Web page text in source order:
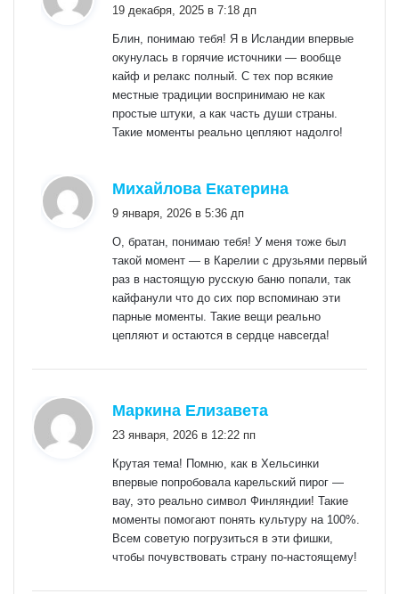
19 декабря, 2025 в 7:18 дп
Блин, понимаю тебя! Я в Исландии впервые
окунулась в горячие источники — вообще
кайф и релакс полный. С тех пор всякие
местные традиции воспринимаю не как
простые штуки, а как часть души страны.
Такие моменты реально цепляют надолго!
Михайлова Екатерина
9 января, 2026 в 5:36 дп
О, братан, понимаю тебя! У меня тоже был
такой момент — в Карелии с друзьями первый
раз в настоящую русскую баню попали, так
кайфанули что до сих пор вспоминаю эти
парные моменты. Такие вещи реально
цепляют и остаются в сердце навсегда!
Маркина Елизавета
23 января, 2026 в 12:22 пп
Крутая тема! Помню, как в Хельсинки
впервые попробовала карельский пирог —
вау, это реально символ Финляндии! Такие
моменты помогают понять культуру на 100%.
Всем советую погрузиться в эти фишки,
чтобы почувствовать страну по-настоящему!